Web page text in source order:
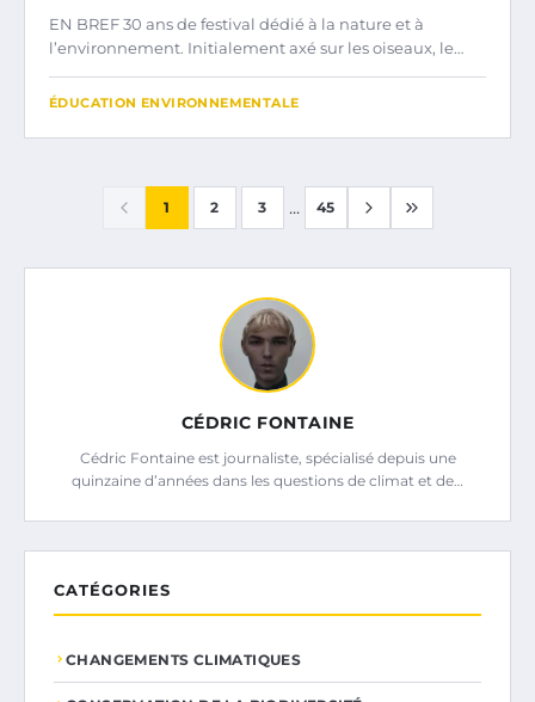
EN BREF 30 ans de festival dédié à la nature et à
l’environnement. Initialement axé sur les oiseaux, le…
ÉDUCATION ENVIRONNEMENTALE
1 2 3 ... 45
CÉDRIC FONTAINE
Cédric Fontaine est journaliste, spécialisé depuis une
quinzaine d’années dans les questions de climat et de…
CATÉGORIES
CHANGEMENTS CLIMATIQUES